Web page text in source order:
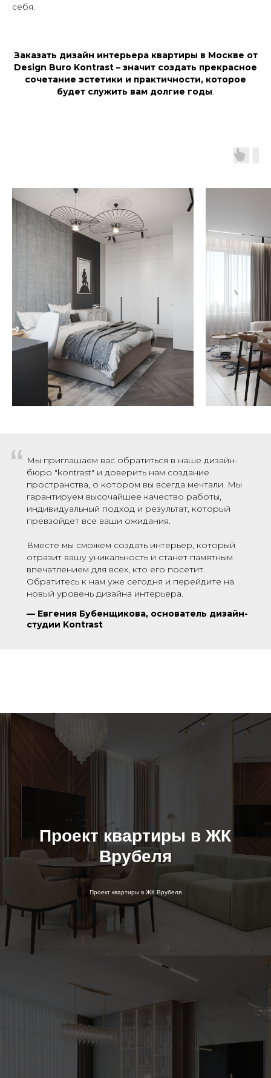
себя.
Заказать дизайн интерьера квартиры в Москве от
Design Buro Kontrast – значит создать прекрасное
сочетание эстетики и практичности, которое
будет служить вам долгие годы.
“ Мы приглашаем вас обратиться в наше дизайн-
бюро "kontrast" и доверить нам создание
пространства, о котором вы всегда мечтали. Мы
гарантируем высочайшее качество работы,
индивидуальный подход и результат, который
превзойдет все ваши ожидания.
Вместе мы сможем создать интерьер, который
отразит вашу уникальность и станет памятным
впечатлением для всех, кто его посетит.
Обратитесь к нам уже сегодня и перейдите на
новый уровень дизайна интерьера.
— Евгения Бубенщикова, основатель дизайн-
студии Kontrast
Проект квартиры в ЖК
Врубеля
Проект квартиры в ЖК Врубеля